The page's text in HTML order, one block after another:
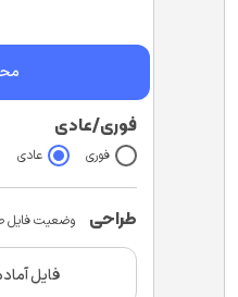
فوری/عادی
فوری عادی
طراحی وضعیت فایل
فایل